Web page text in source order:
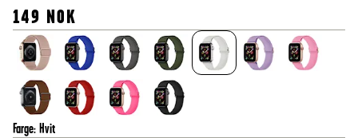
149 NOK
Farge: Hvit